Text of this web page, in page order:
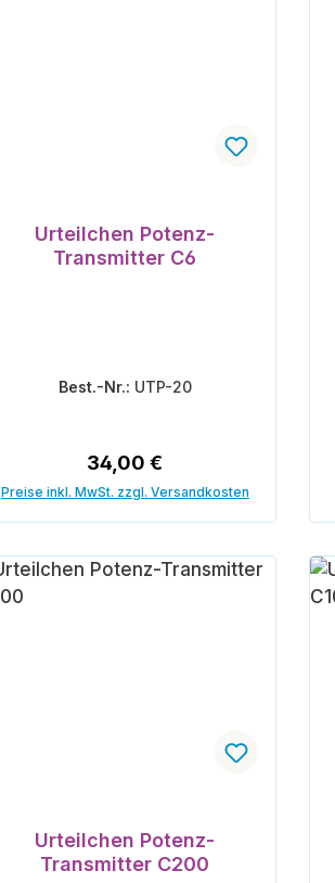
Urteilchen Potenz-
Transmitter C6
Best.-Nr.: UTP-20
Regulärer Preis:
34,00 €
Preise inkl. MwSt. zzgl. Versandkosten
Urteilchen Potenz-
Transmitter C200